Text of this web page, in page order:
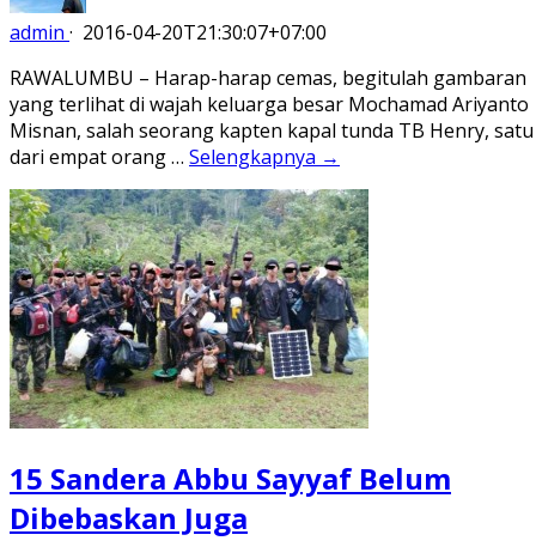
admin · 2016-04-20T21:30:07+07:00
RAWALUMBU – Harap-harap cemas, begitulah gambaran
yang terlihat di wajah keluarga besar Mochamad Ariyanto
Misnan, salah seorang kapten kapal tunda TB Henry, satu
dari empat orang … Selengkapnya →
15 Sandera Abbu Sayyaf Belum
Dibebaskan Juga